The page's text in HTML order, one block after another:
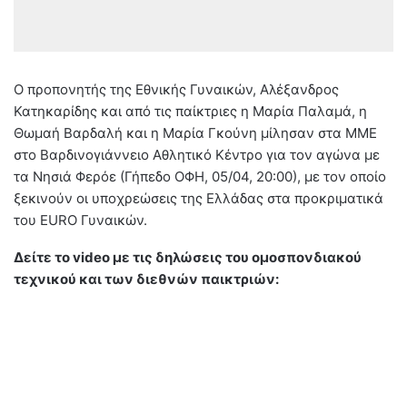
Ο προπονητής της Εθνικής Γυναικών, Αλέξανδρος
Κατηκαρίδης και από τις παίκτριες η Μαρία Παλαμά, η
Θωμαή Βαρδαλή και η Μαρία Γκούνη μίλησαν στα ΜΜΕ
στο Βαρδινογιάννειο Αθλητικό Κέντρο για τον αγώνα με
τα Νησιά Φερόε (Γήπεδο ΟΦΗ, 05/04, 20:00), με τον οποίο
ξεκινούν οι υποχρεώσεις της Ελλάδας στα προκριματικά
του EURO Γυναικών.
Δείτε το video με τις δηλώσεις του ομοσπονδιακού
τεχνικού και των διεθνών παικτριών: